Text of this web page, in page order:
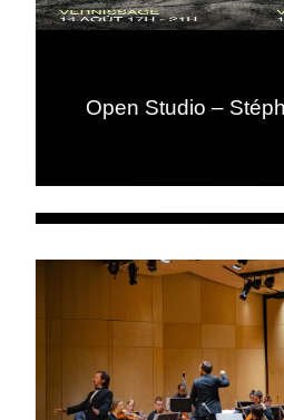
Open Studio –